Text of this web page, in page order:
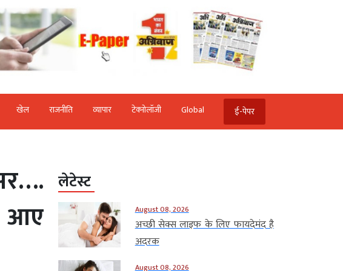
खेल राजनीति व्‍यापार टेक्‍नोलॉजी Global ई-पेपर
आए
लेटेस्ट
August 08, 2026
अच्छी सेक्स लाइफ के लिए फायदेमंद है
अदरक
August 08, 2026